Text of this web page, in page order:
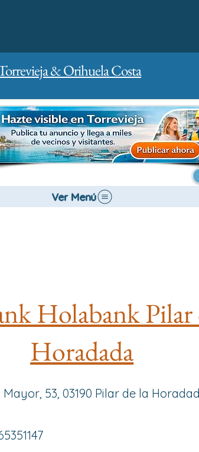
& Orihuela Costa
Ver Menú
Holabank Pilar
Horadada
Mayor, 53, 03190 Pilar de la